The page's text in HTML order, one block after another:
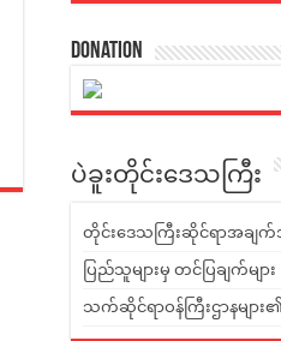
Donation
ပဲခူးတိုင်းဒေသကြီး
တိုင်းဒေသကြီးဆိုင်ရာအချက်
ပြည်သူများမှ တင်ပြချက်များ
သက်ဆိုင်ရာဝန်ကြီးဌာနများ၏